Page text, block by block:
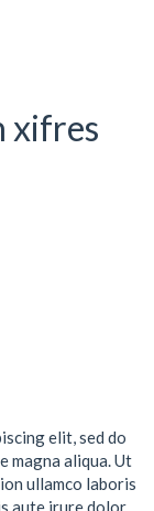
xifres
elit, sed do
magna aliqua. Ut
ullamco laboris
aute irure dolor